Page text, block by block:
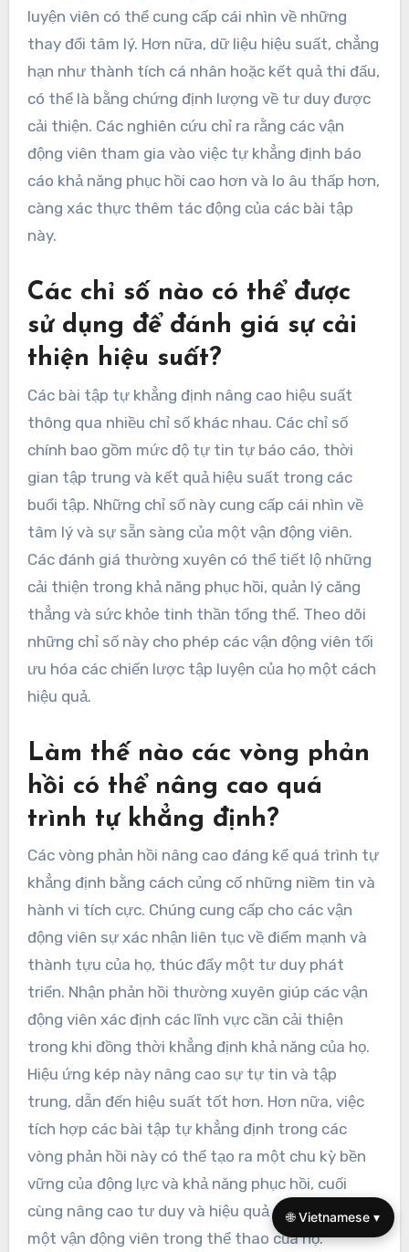
luyện viên có thể cung cấp cái nhìn về những
thay đổi tâm lý. Hơn nữa, dữ liệu hiệu suất, chẳng
hạn như thành tích cá nhân hoặc kết quả thi đấu,
có thể là bằng chứng định lượng về tư duy được
cải thiện. Các nghiên cứu chỉ ra rằng các vận
động viên tham gia vào việc tự khẳng định báo
cáo khả năng phục hồi cao hơn và lo âu thấp hơn,
càng xác thực thêm tác động của các bài tập
này.
Các chỉ số nào có thể được
sử dụng để đánh giá sự cải
thiện hiệu suất?
Các bài tập tự khẳng định nâng cao hiệu suất
thông qua nhiều chỉ số khác nhau. Các chỉ số
chính bao gồm mức độ tự tin tự báo cáo, thời
gian tập trung và kết quả hiệu suất trong các
buổi tập. Những chỉ số này cung cấp cái nhìn về
tâm lý và sự sẵn sàng của một vận động viên.
Các đánh giá thường xuyên có thể tiết lộ những
cải thiện trong khả năng phục hồi, quản lý căng
thẳng và sức khỏe tinh thần tổng thể. Theo dõi
những chỉ số này cho phép các vận động viên tối
ưu hóa các chiến lược tập luyện của họ một cách
hiệu quả.
Làm thế nào các vòng phản
hồi có thể nâng cao quá
trình tự khẳng định?
Các vòng phản hồi nâng cao đáng kể quá trình tự
khẳng định bằng cách củng cố những niềm tin và
hành vi tích cực. Chúng cung cấp cho các vận
động viên sự xác nhận liên tục về điểm mạnh và
thành tựu của họ, thúc đẩy một tư duy phát
triển. Nhận phản hồi thường xuyên giúp các vận
động viên xác định các lĩnh vực cần cải thiện
trong khi đồng thời khẳng định khả năng của họ.
Hiệu ứng kép này nâng cao sự tự tin và tập
trung, dẫn đến hiệu suất tốt hơn. Hơn nữa, việc
tích hợp các bài tập tự khẳng định trong các
vòng phản hồi này có thể tạo ra một chu kỳ bền
vững của động lực và khả năng phục hồi, cuối
cùng nâng cao tư duy và hiệu quả tổng thể của
một vận động viên trong thể thao của họ.
🌐 Vietnamese ▾